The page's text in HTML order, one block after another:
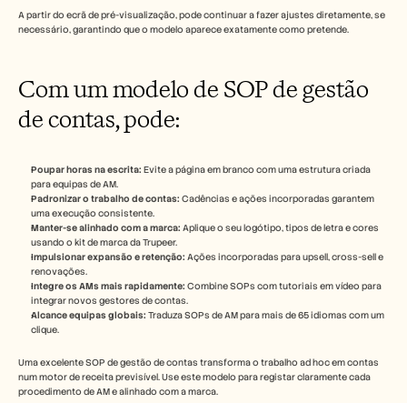
A partir do ecrã de pré-visualização, pode continuar a fazer ajustes diretamente, se
necessário, garantindo que o modelo aparece exatamente como pretende.
Com um modelo de SOP de gestão
de contas, pode:
Poupar horas na escrita: Evite a página em branco com uma estrutura criada
para equipas de AM.
Padronizar o trabalho de contas: Cadências e ações incorporadas garantem
uma execução consistente.
Manter-se alinhado com a marca: Aplique o seu logótipo, tipos de letra e cores
usando o kit de marca da Trupeer.
Impulsionar expansão e retenção: Ações incorporadas para upsell, cross-sell e
renovações.
Integre os AMs mais rapidamente: Combine SOPs com tutoriais em vídeo para
integrar novos gestores de contas.
Alcance equipas globais: Traduza SOPs de AM para mais de 65 idiomas com um
clique.
Uma excelente SOP de gestão de contas transforma o trabalho ad hoc em contas
num motor de receita previsível. Use este modelo para registar claramente cada
procedimento de AM e alinhado com a marca.